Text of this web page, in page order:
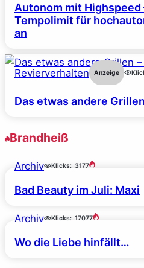
Autonom mit
Tempolimit für
an
Revierverhalten Anzeige
Das etwas andere
Brandheiß
Archiv Klicks: 3177
Bad Beauty im Juli: Maxi
Archiv Klicks: 17077
Wo die Liebe hinfällt…